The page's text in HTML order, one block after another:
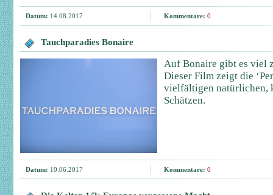
Datum: 14.08.2017 Kommentare: 0
Tauchparadies Bonaire
Auf Bonaire gibt es viel
Dieser Film zeigt die
vielfältigen natürlichen,
Schätzen.
Datum: 10.06.2017 Kommentare: 0